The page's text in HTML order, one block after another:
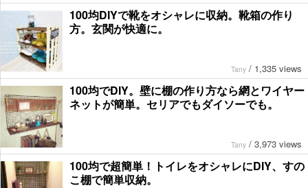
100均DIYで靴をオシャレに収納。靴箱の作り
方。玄関が快適に。
Tany / 1,335 views
100均でDIY。壁に棚の作り方なら網とワイヤー
ネットが簡単。セリアでもダイソーでも。
Tany / 3,973 views
100均で超簡単！トイレをオシャレにDIY、すの
こ棚で簡単収納。